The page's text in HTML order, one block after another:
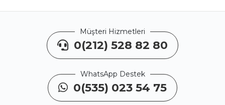
Müşteri Hizmetleri
0(212) 528 82 80
WhatsApp Destek
0(535) 023 54 75